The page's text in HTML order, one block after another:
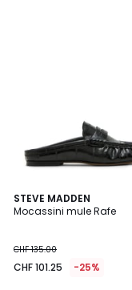
STEVE MADDEN
Mocassini mule Rafe
CHF 135.00
CHF 101.25 -25%